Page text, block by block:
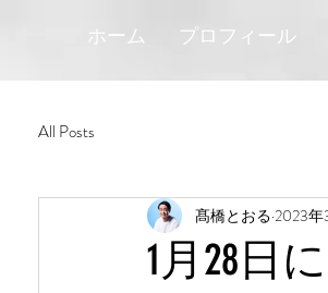
ホーム プロフィール
All Posts
1月28日
髙橋とおる 2023年